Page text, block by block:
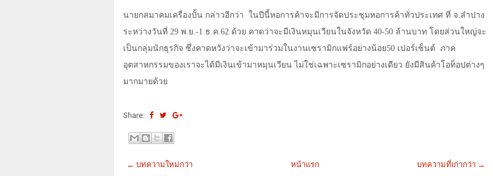
นายกสมาคมเครื่องปั้น กล่าวอีกว่า
ในปีนี้หอการค้าจะมีการจัดประชุมหอการค้าทั่วประเทศ ที่ จ.ลำปาง
ระหว่างวันที่ 29 พ.ย.-1 ธ.ค.62 ด้วย คาดว่าจะมีเงินหมุนเวียนในจังหวัด 40-50 ล้านบาท โดยส่วนใหญ่จะ
เป็นกลุ่มนักธุรกิจ ซึ่งคาดหวังว่าจะเข้ามาร่วมในงานเซรามิกแฟร์อย่างน้อย50 เปอร์เซ็นต์ ภาค
อุตสาหกรรมของเราจะได้มีเงินเข้ามาหมุนเวียน ไม่ใช่เฉพาะเซรามิกอย่างเดียว ยังมีสินค้าโอท็อปต่างๆ
มากมายด้วย
Share:
← บทความใหม่กว่า บทความที่เก่ากว่า →
หน้าแรก